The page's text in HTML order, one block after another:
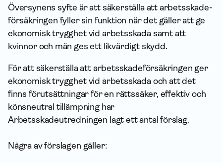
Översynens syfte är att säkerställa att arbetsskade­
försäkringen fyller sin funktion när det gäller att ge
ekonomisk trygghet vid arbetsskada samt att
kvinnor och män ges ett likvärdigt skydd.
För att säkerställa att arbetsskade­försäkringen ger
ekonomisk trygghet vid arbetsskada och att det
finns förutsättningar för en rättssäker, effektiv och
könsneutral tillämpning har
Arbetsskadeutredningen lagt ett antal förslag.
Några av förslagen gäller: